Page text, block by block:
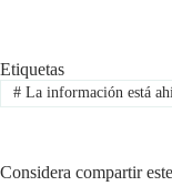
Etiquetas
#La información está
Considera compartir